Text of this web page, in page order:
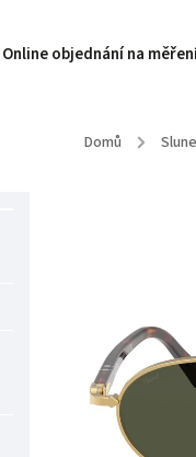
Online objednání na
Domů /